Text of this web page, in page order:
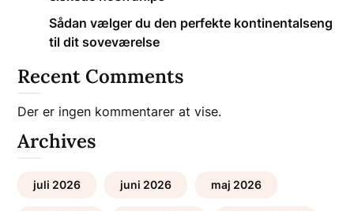
Sådan vælger du den perfekte kontinentalseng
til dit soveværelse
Recent Comments
Der er ingen kommentarer at vise.
Archives
juli 2026 juni 2026 maj 2026